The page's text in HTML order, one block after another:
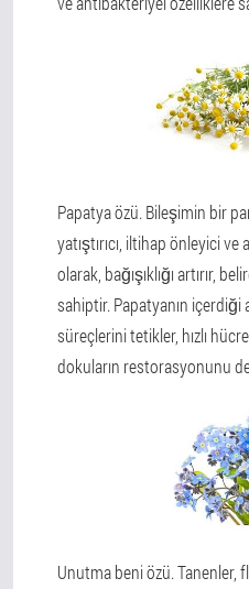
Papatya özü. Bileşimin bir
yatıştırıcı, iltihap önleyici
olarak, bağışıklığı artırır,
sahiptir. Papatyanın
süreçlerini tetikler, hızlı
dokuların restorasyonunu
Unutma beni özü. Tanenler,